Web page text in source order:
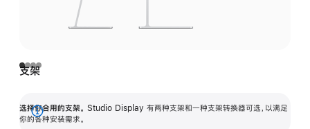
支架
选择你合用的支架。 Studio Display 有两种支架和一种支架转换器可选，以满足
你的各种安装需求。
展